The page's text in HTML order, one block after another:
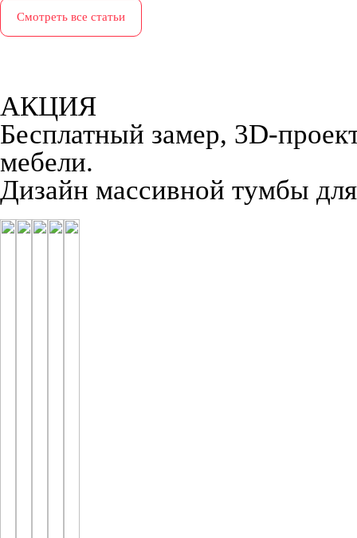
Смотреть все статьи
АКЦИЯ
Бесплатный замер, 3D-
мебели.
Дизайн массивной тумбы